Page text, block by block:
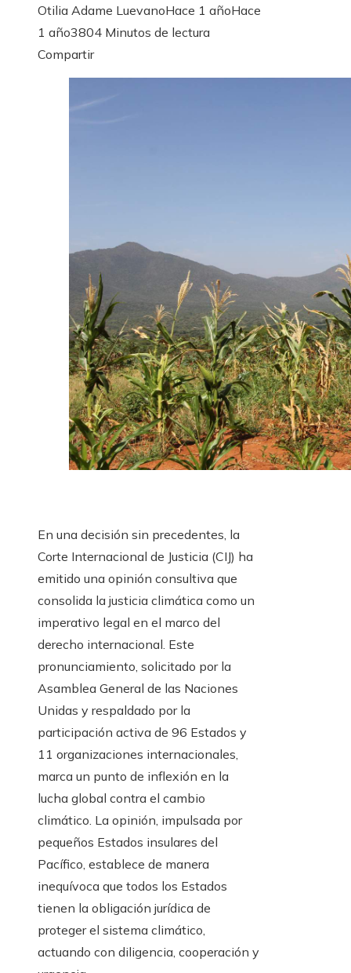
Otilia Adame LuevanoHace 1 añoHace
1 año3804 Minutos de lectura
Facebook
Twitter
LinkedIn
Pinterest
Stumbleupon
Email
Compartir
En una decisión sin precedentes, la
Corte Internacional de Justicia (CIJ) ha
emitido una opinión consultiva que
consolida la justicia climática como un
imperativo legal en el marco del
derecho internacional. Este
pronunciamiento, solicitado por la
Asamblea General de las Naciones
Unidas y respaldado por la
participación activa de 96 Estados y
11 organizaciones internacionales,
marca un punto de inflexión en la
lucha global contra el cambio
climático. La opinión, impulsada por
pequeños Estados insulares del
Pacífico, establece de manera
inequívoca que todos los Estados
tienen la obligación jurídica de
proteger el sistema climático,
actuando con diligencia, cooperación y